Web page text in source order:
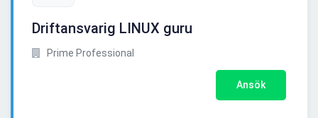
Driftansvarig LINUX guru
Prime Professional
Ansök